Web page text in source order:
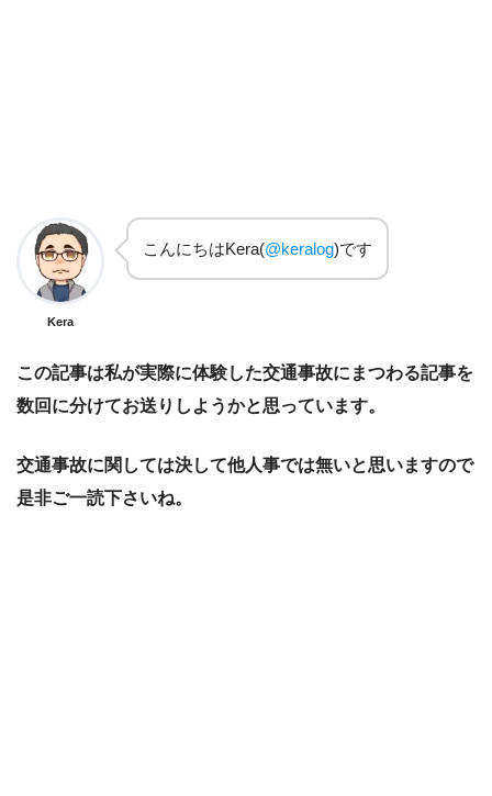
Kera
こんにちはKera(@keralog)です
この記事は私が実際に体験した交通事故にまつわる記事を
数回に分けてお送りしようかと思っています。
交通事故に関しては決して他人事では無いと思いますので
是非ご一読下さいね。